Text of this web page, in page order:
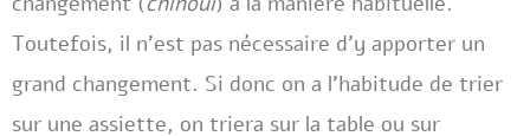
Toutefois, il n’est pas nécessaire d’y apporter un
grand changement. Si donc on a l’habitude de trier
sur une assiette, on triera sur la table ou sur